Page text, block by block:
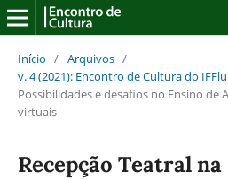
Início / Arquivos /
v. 4 (2021): Encontro de Cultura do
Possibilidades e desafios no Ensino de
virtuais
Recepção Teatral na